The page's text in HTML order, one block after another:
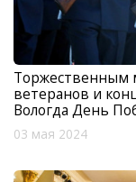
Торжественным
ветеранов и
Вологда День
03 мая 2024